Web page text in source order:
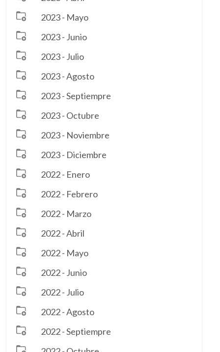
2023 - Mayo
2023 - Junio
2023 - Julio
2023 - Agosto
2023 - Septiempre
2023 - Octubre
2023 - Noviembre
2023 - Diciembre
2022 - Enero
2022 - Febrero
2022 - Marzo
2022 - Abril
2022 - Mayo
2022 - Junio
2022 - Julio
2022 - Agosto
2022 - Septiempre